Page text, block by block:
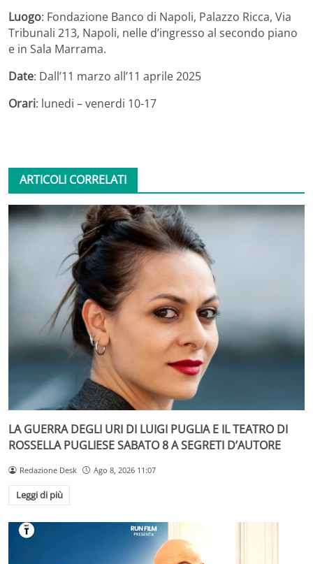
Luogo: Fondazione Banco di Napoli, Palazzo Ricca, Via
Tribunali 213, Napoli, nelle d’ingresso al secondo piano
e in Sala Marrama.
Date: Dall’11 marzo all’11 aprile 2025
Orari: lunedi – venerdi 10-17
ARTICOLI CORRELATI
LA GUERRA DEGLI URI DI LUIGI PUGLIA E IL TEATRO DI
ROSSELLA PUGLIESE SABATO 8 A SEGRETI D’AUTORE
Redazione Desk Ago 8, 2026 11:07
Leggi di più